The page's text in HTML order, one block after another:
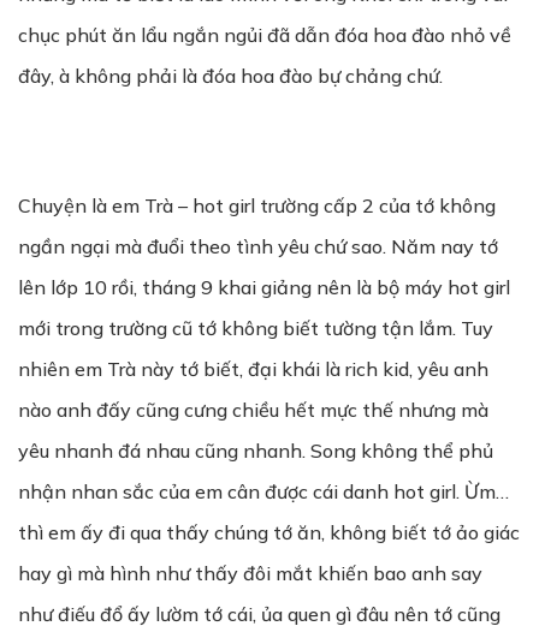
chục phút ăn lẩu ngắn ngủi đã dẫn đóa hoa đào nhỏ về
đây, à không phải là đóa hoa đào bự chảng chứ.
Chuyện là em Trà – hot girl trường cấp 2 của tớ không
ngần ngại mà đuổi theo tình yêu chứ sao. Năm nay tớ
lên lớp 10 rồi, tháng 9 khai giảng nên là bộ máy hot girl
mới trong trường cũ tớ không biết tường tận lắm. Tuy
nhiên em Trà này tớ biết, đại khái là rich kid, yêu anh
nào anh đấy cũng cưng chiều hết mực thế nhưng mà
yêu nhanh đá nhau cũng nhanh. Song không thể phủ
nhận nhan sắc của em cân được cái danh hot girl. Ừm…
thì em ấy đi qua thấy chúng tớ ăn, không biết tớ ảo giác
hay gì mà hình như thấy đôi mắt khiến bao anh say
như điếu đổ ấy lườm tớ cái, ủa quen gì đâu nên tớ cũng